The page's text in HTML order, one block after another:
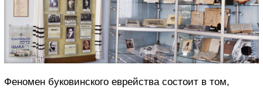
Феномен буковинского еврейства состоит в том,